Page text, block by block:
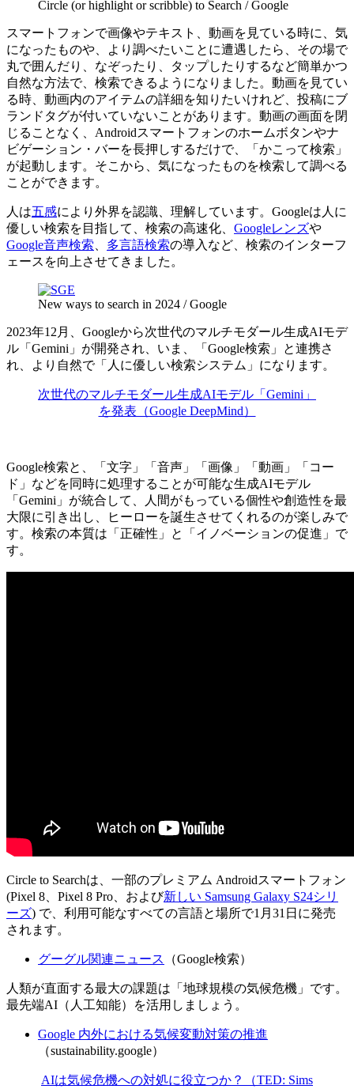
Circle (or highlight or scribble) to Search / Google
スマートフォンで画像やテキスト、動画を見ている時に、気
になったものや、より調べたいことに遭遇したら、その場で
丸で囲んだり、なぞったり、タップしたりするなど簡単かつ
自然な方法で、検索できるようになりました。動画を見てい
る時、動画内のアイテムの詳細を知りたいけれど、投稿にブ
ランドタグが付いていないことがあります。動画の画面を閉
じることなく、Androidスマートフォンのホームボタンやナ
ビゲーション・バーを長押しするだけで、「かこって検索」
が起動します。そこから、気になったものを検索して調べる
ことができます。
人は五感により外界を認識、理解しています。Googleは人に
優しい検索を目指して、検索の高速化、 Googleレンズや
Google音声検索、 多言語検索の導入など、検索のインターフ
ェースを向上させてきました。
New ways to search in 2024 / Google
2023年12月、Googleから次世代のマルチモダール生成AIモデ
ル「Gemini」が開発され、いま、「Google検索」と連携さ
れ、より自然で「人に優しい検索システム」になります。
次世代のマルチモダール生成AIモデル「Gemini」
を発表（Google DeepMind）
Google検索と、「文字」「音声」「画像」「動画」「コー
ド」などを同時に処理することが可能な生成AIモデル
「Gemini」が統合して、人間がもっている個性や創造性を最
大限に引き出し、ヒーローを誕生させてくれるのが楽しみで
す。検索の本質は「正確性」と「イノベーションの促進」で
す。
Circle to Searchは、一部のプレミアム Androidスマートフォン
(Pixel 8、Pixel 8 Pro、および新しい Samsung Galaxy S24シリ
ーズ) で、利用可能なすべての言語と場所で1月31日に発売
されます。
グーグル関連ニュース （Google検索）
人類が直面する最大の課題は「地球規模の気候危機」です。
最先端AI（人工知能）を活用しましょう。
Google 内外における気候変動対策の推進
（sustainability.google）
AIは気候危機への対処に役立つか？（TED: Sims